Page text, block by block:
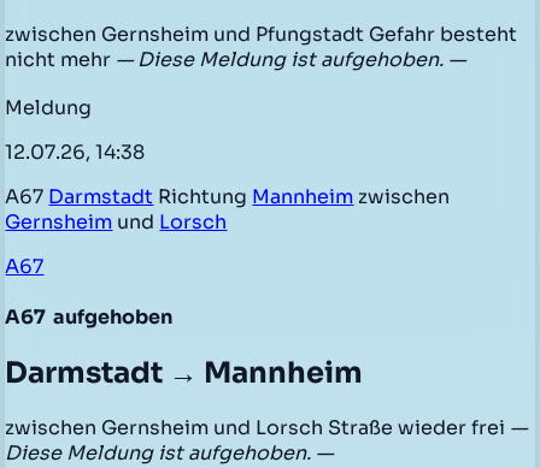
zwischen Gernsheim und Pfungstadt Gefahr besteht
nicht mehr — Diese Meldung ist aufgehoben. —
Meldung
12.07.26, 14:38
A67 Darmstadt Richtung Mannheim zwischen
Gernsheim und Lorsch
A67
A67 aufgehoben
Darmstadt → Mannheim
zwischen Gernsheim und Lorsch Straße wieder frei —
Diese Meldung ist aufgehoben. —